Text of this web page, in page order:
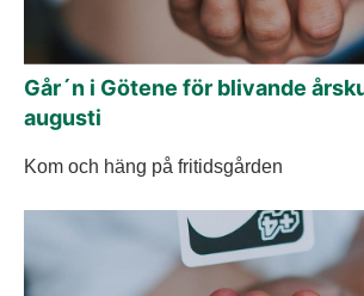
Går´n i Götene för blivande
augusti
Kom och häng på fritidsgården